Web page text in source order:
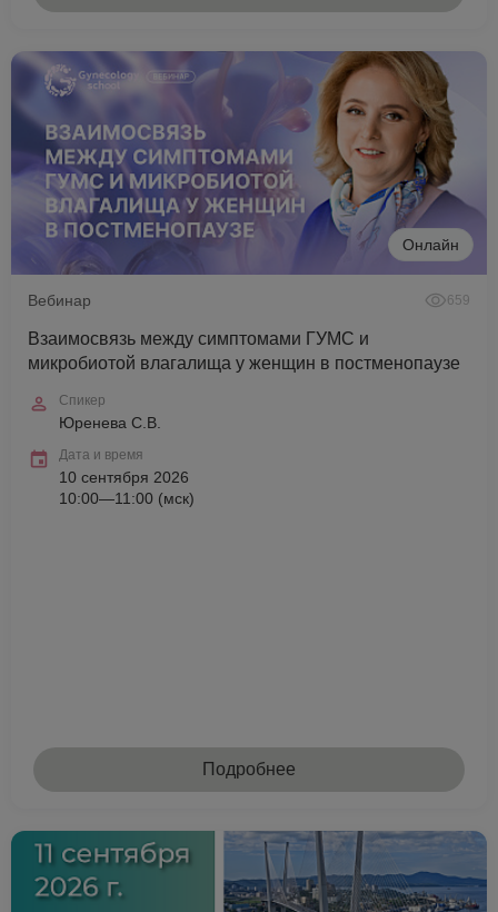
Онлайн
Вебинар 659
Взаимосвязь между симптомами ГУМС и
микробиотой влагалища у женщин в постменопаузе
Спикер
Юренева С.В.
Дата и время
10 сентября 2026
10:00—11:00 (мск)
Подробнее